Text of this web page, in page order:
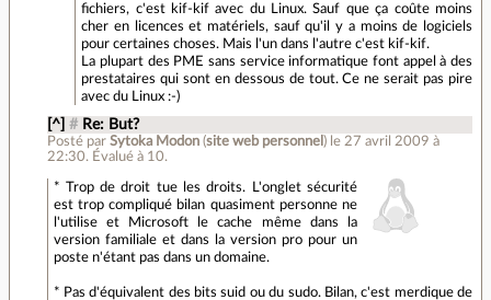
fichiers, c'est kif-kif avec du Linux. Sauf que ça coûte moins
cher en licences et matériels, sauf qu'il y a moins de logiciels
pour certaines choses. Mais l'un dans l'autre c'est kif-kif.
La plupart des PME sans service informatique font appel à des
prestataires qui sont en dessous de tout. Ce ne serait pas pire
avec du Linux :-)
[^] # Re: But?
Posté par Sytoka Modon(site web personnel ) le 27 avril 2009 à
22:30. Évalué à 10.
* Trop de droit tue les droits. L'onglet sécurité
est trop compliqué bilan quasiment personne ne
l'utilise et Microsoft le cache même dans la
version familiale et dans la version pro pour un
poste n'étant pas dans un domaine.
* Pas d'équivalent des bits suid ou du sudo. Bilan, c'est merdique de